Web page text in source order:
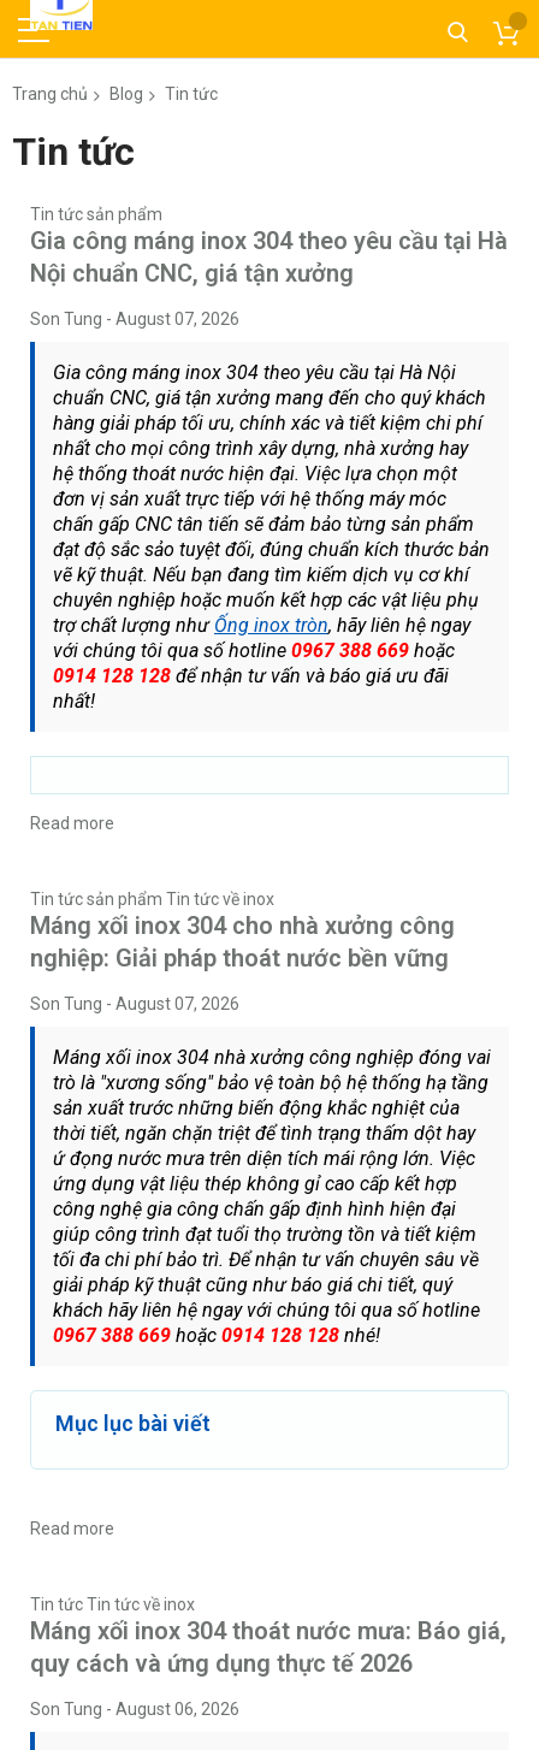
Trang chủ Blog Tin tức
Tin tức
Tin tức sản phẩm
Gia công máng inox 304 theo yêu cầu tại Hà
Nội chuẩn CNC, giá tận xưởng
Son Tung - August 07, 2026
Gia công máng inox 304 theo yêu cầu tại Hà Nội
chuẩn CNC, giá tận xưởng mang đến cho quý khách
hàng giải pháp tối ưu, chính xác và tiết kiệm chi phí
nhất cho mọi công trình xây dựng, nhà xưởng hay
hệ thống thoát nước hiện đại. Việc lựa chọn một
đơn vị sản xuất trực tiếp với hệ thống máy móc
chấn gấp CNC tân tiến sẽ đảm bảo từng sản phẩm
đạt độ sắc sảo tuyệt đối, đúng chuẩn kích thước bản
vẽ kỹ thuật. Nếu bạn đang tìm kiếm dịch vụ cơ khí
chuyên nghiệp hoặc muốn kết hợp các vật liệu phụ
trợ chất lượng như Ống inox tròn, hãy liên hệ ngay
với chúng tôi qua số hotline 0967 388 669 hoặc
0914 128 128 để nhận tư vấn và báo giá ưu đãi
nhất!
Read more
Tin tức sản phẩm Tin tức về inox
Máng xối inox 304 cho nhà xưởng công
nghiệp: Giải pháp thoát nước bền vững
Son Tung - August 07, 2026
Máng xối inox 304 nhà xưởng công nghiệp đóng vai
trò là "xương sống" bảo vệ toàn bộ hệ thống hạ tầng
sản xuất trước những biến động khắc nghiệt của
thời tiết, ngăn chặn triệt để tình trạng thấm dột hay
ứ đọng nước mưa trên diện tích mái rộng lớn. Việc
ứng dụng vật liệu thép không gỉ cao cấp kết hợp
công nghệ gia công chấn gấp định hình hiện đại
giúp công trình đạt tuổi thọ trường tồn và tiết kiệm
tối đa chi phí bảo trì. Để nhận tư vấn chuyên sâu về
giải pháp kỹ thuật cũng như báo giá chi tiết, quý
khách hãy liên hệ ngay với chúng tôi qua số hotline
0967 388 669 hoặc 0914 128 128 nhé!
Mục lục bài viết
Read more
Tin tứcTin tức về inox
Máng xối inox 304 thoát nước mưa: Báo giá,
quy cách và ứng dụng thực tế 2026
Son Tung - August 06, 2026